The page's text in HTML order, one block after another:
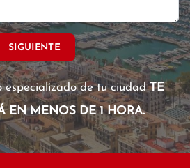
SIGUIENTE
especializado de tu ciudadTE
EN MENOS DE 1 HORA.